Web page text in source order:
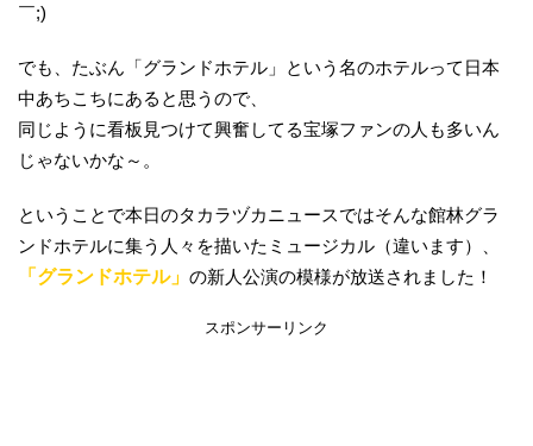
￣;)
でも、たぶん「グランドホテル」という名のホテルって日本
中あちこちにあると思うので、
同じように看板見つけて興奮してる宝塚ファンの人も多いん
じゃないかな～。
ということで本日のタカラヅカニュースではそんな館林グラ
ンドホテルに集う人々を描いたミュージカル（違います）、
「グランドホテル」 の新人公演の模様が放送されました！
スポンサーリンク